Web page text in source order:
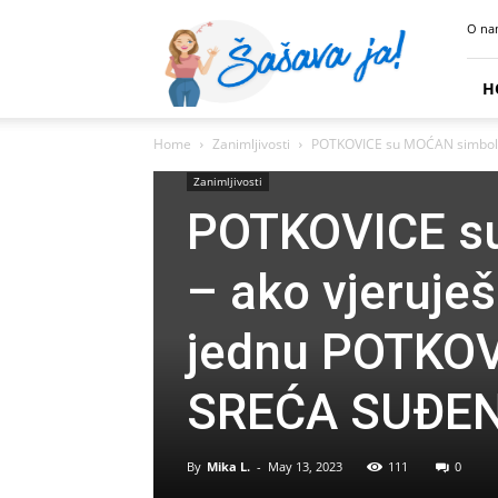
Ja
O
Home Zanimljivosti POTKOVICE su MOĆAN
Zanimljivosti
POTKOVICE
– ako
jednu
SREĆA
By Mika L. - May 13, 2023 111 0